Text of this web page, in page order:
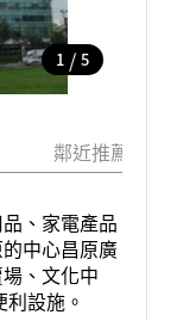
1 / 5
鄰近推薦景點
、家電產品
中心昌原廣
、文化中
設施。